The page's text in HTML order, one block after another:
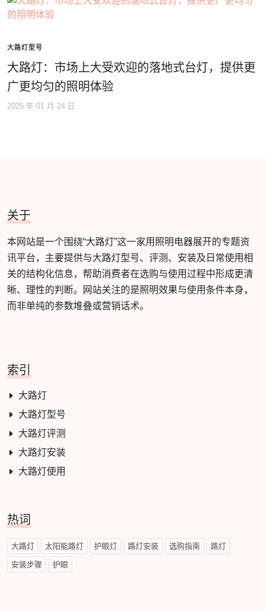
大路灯型号
大路灯：市场上大受欢迎的落地式台灯，提供更
广更均匀的照明体验
2025 年 01 月 24 日
关于
本网站是一个围绕“大路灯”这一家用照明电器展开的专题资
讯平台，主要提供与大路灯型号、评测、安装及日常使用相
关的结构化信息，帮助消费者在选购与使用过程中形成更清
晰、理性的判断。网站关注的是照明效果与使用条件本身，
而非单纯的参数堆叠或营销话术。
索引
大路灯
大路灯型号
大路灯评测
大路灯安装
大路灯使用
热词
大路灯 太阳能路灯 护眼灯 路灯安装 选购指南 路灯
安装步骤 护眼